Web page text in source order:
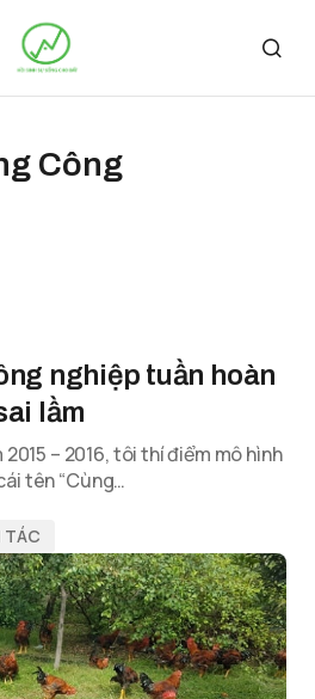
Công
nghiệp tuần hoàn
lầm
– 2016, tôi thí điểm mô hình
tên “Cùng…
TÁC